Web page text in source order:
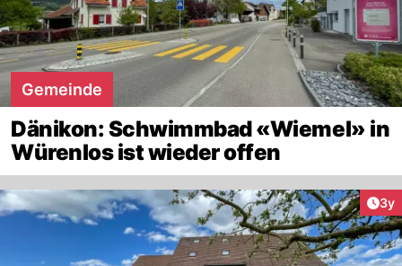
Gemeinde
Dänikon: Schwimmbad «Wiemel» in
Würenlos ist wieder offen
3y